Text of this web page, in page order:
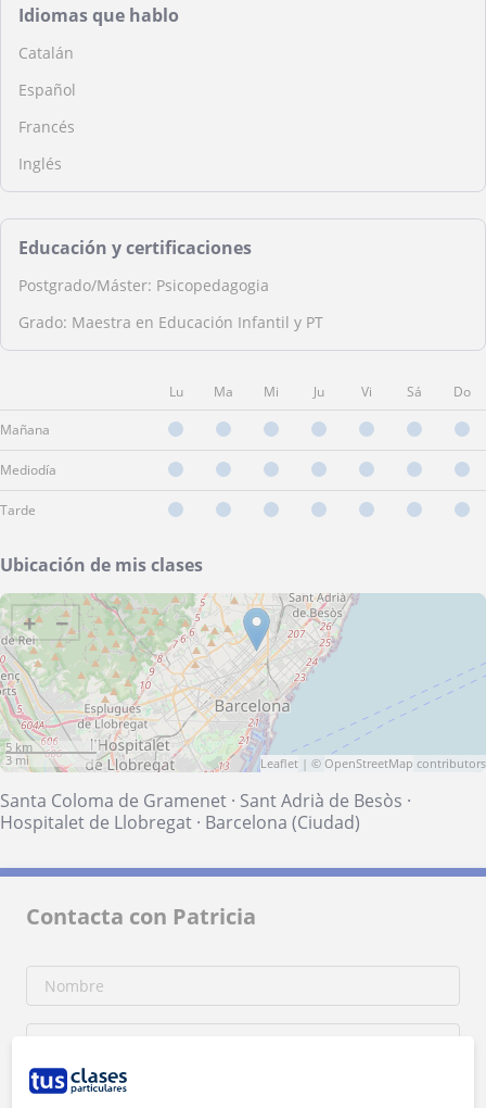
Idiomas que hablo
Catalán
Español
Francés
Inglés
Educación y certificaciones
Postgrado/Máster: Psicopedagogia
Grado: Maestra en Educación Infantil y PT
Lu Ma Mi Ju Vi Sá Do
Mañana
Mediodía
Tarde
Ubicación de mis clases
+ −
5 km
3 mi
Leaflet | © OpenStreetMap contributors
Santa Coloma de Gramenet · Sant Adrià de Besòs ·
Hospitalet de Llobregat · Barcelona (Ciudad)
Contacta con Patricia